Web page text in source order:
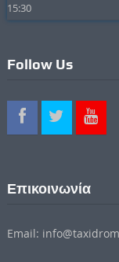
15:30
Follow Us
Επικοινωνία
Email: